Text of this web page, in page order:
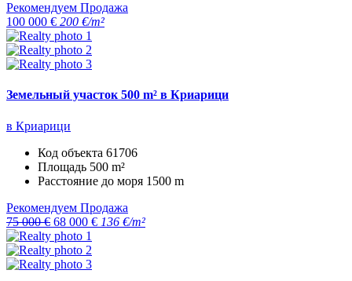
Рекомендуем Продажа
100 000 € 200 €/m²
Земельный участок 500 m² в Криарици
в Криарици
Код объекта 61706
Площадь 500 m²
Расстояние до моря 1500 m
Рекомендуем Продажа
75 000 € 68 000 € 136 €/m²